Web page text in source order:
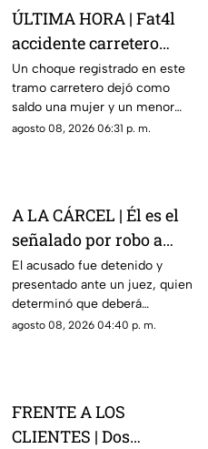
ÚLTIMA HORA | Fat4l
accidente carretero
deja una mujer y un
niño mu3rtos en San
Juan del Río
Un choque registrado en este
tramo carretero dejó como
saldo una mujer y un menor
sin vida, además de una
agosto 08, 2026 06:31 p. m.
A LA CÁRCEL | Él es el
señalado por robo a
una casa en Santa Rosa
Jáuregui
El acusado fue detenido y
presentado ante un juez, quien
determinó que deberá
permanecer en prisión
agosto 08, 2026 04:40 p. m.
FRENTE A LOS
CLIENTES | Dos